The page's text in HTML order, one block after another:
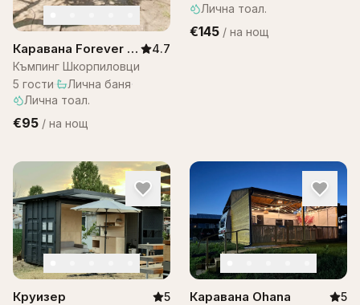
Каравана Forever –
Шкорпиловци
4.7
Къмпинг Шкорпиловци
5 гости· Лична баня·
Лична тоал.
€95 / на нощ
Лична тоал.
€145 / на нощ
Круизер
5
Каравана Ohana
5